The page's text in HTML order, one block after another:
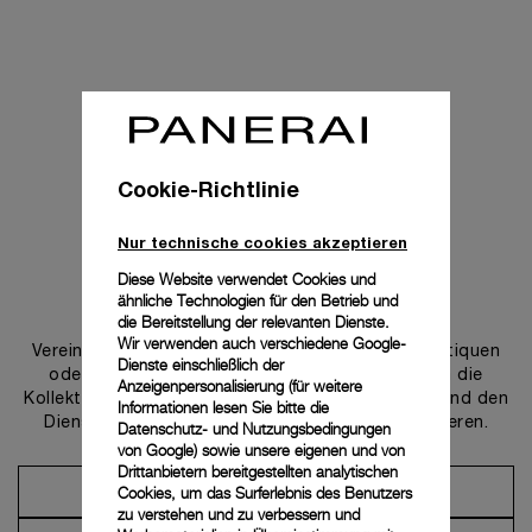
Uns kontaktieren
Vereinbaren Sie einen Termin in einer unserer Boutiquen
oder wenden Sie sich an unseren Concierge, um die
Kollektionen zu entdecken und von der Beratung und den
Dienstleistungen unserer Botschafter zu profitieren.
Einen Termin vereinbaren
Cookie-Richtlinie
Nur technische cookies akzeptieren
Diese Website verwendet Cookies und
ähnliche Technologien für den Betrieb und
die Bereitstellung der relevanten Dienste.
Wir verwenden auch verschiedene Google-
Dienste einschließlich der
Anzeigenpersonalisierung (für weitere
Informationen lesen Sie bitte die
Datenschutz- und Nutzungsbedingungen
von Google) sowie unsere eigenen und von
Drittanbietern bereitgestellten analytischen
Cookies, um das Surferlebnis des Benutzers
zu verstehen und zu verbessern und